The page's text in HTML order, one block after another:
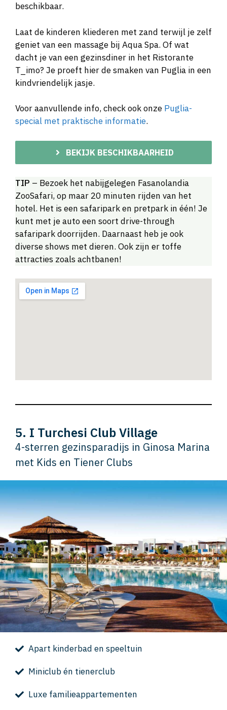
beschikbaar.
Laat de kinderen kliederen met zand terwijl je zelf
geniet van een massage bij Aqua Spa. Of wat
dacht je van een gezinsdiner in het Ristorante
T_imo? Je proeft hier de smaken van Puglia in een
kindvriendelijk jasje.
Voor aanvullende info, check ook onze Puglia-
special met praktische informatie.
BEKIJK BESCHIKBAARHEID
TIP – Bezoek het nabijgelegen Fasanolandia
ZooSafari, op maar 20 minuten rijden van het
hotel. Het is een safaripark en pretpark in één! Je
kunt met je auto een soort drive-through
safaripark doorrijden. Daarnaast heb je ook
diverse shows met dieren. Ook zijn er toffe
attracties zoals achtbanen!
5. I Turchesi Club Village
4-sterren gezinsparadijs in Ginosa Marina
met Kids en Tiener Clubs
Apart kinderbad en speeltuin
Miniclub én tienerclub
Luxe familieappartementen